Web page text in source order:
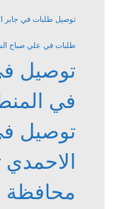
توصيل طلبات في جابر
طلبات في علي صباح
توصيل
في
توصيل
الاحمدي
محافظة